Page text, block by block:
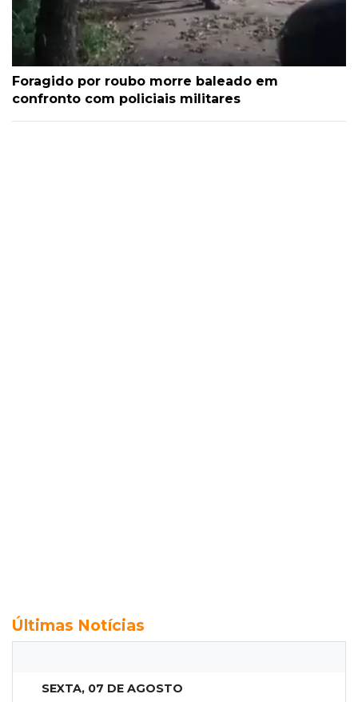
Foragido por roubo morre baleado em
confronto com policiais militares
Últimas Notícias
SEXTA, 07 DE AGOSTO